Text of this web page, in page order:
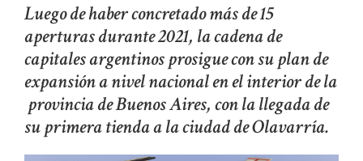
Luego de haber concretado más de 15
aperturas durante 2021, la cadena de
capitales argentinos prosigue con su plan de
expansión a nivel nacional en el interior de la
provincia de Buenos Aires, con la llegada de
su primera tienda a la ciudad de Olavarría.